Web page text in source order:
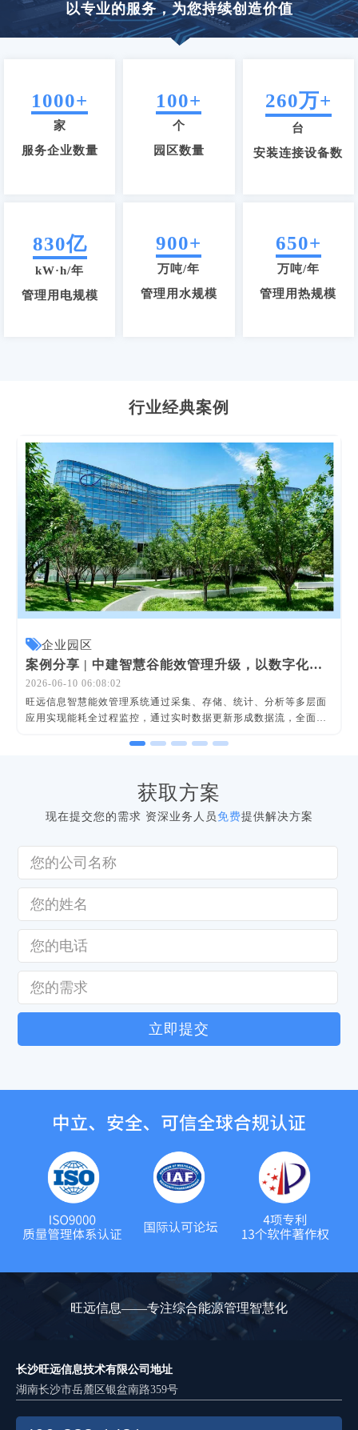
以专业的服务，为您持续创造价值
1000+
家
服务企业数量
100+
个
园区数量
260万+
台
安装连接设备数
830亿
kW·h/年
管理用电规模
900+
万吨/年
管理用水规模
650+
万吨/年
管理用热规模
行业经典案例
企业园区
案例分享 | 中建智慧谷能效管理升级，以数字化底座，赋能园区绿色转型
2026-06-10 06:08:02
旺远信息智慧能效管理系统通过采集、存储、统计、分析等多层面
应用实现能耗全过程监控，通过实时数据更新形成数据流，全面掌
杂的各项用能数据中发现管理节能、技术节能的空间，强化能耗管
获取方案
现在提交您的需求 资深业务人员免费提供解决方案
立即提交
旺远信息——专注综合能源管理智慧化
长沙旺远信息技术有限公司地址
湖南长沙市岳麓区银盆南路359号